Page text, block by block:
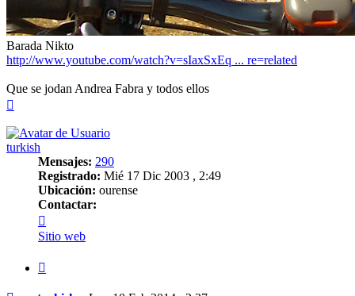
Barada Nikto
http://www.youtube.com/watch?v=sIaxSxEq ... re=related
Que se jodan Andrea Fabra y todos ellos
turkish
Mensajes: 290
Registrado: Mié 17 Dic 2003 , 2:49
Ubicación: ourense
Contactar:
turkish
Sitio web